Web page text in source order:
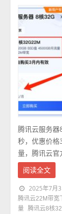
腾讯云服务
秒，优惠价格
量，腾讯云
阅读全文
2025年7月3
腾讯云22M带宽
量 腾讯云8核